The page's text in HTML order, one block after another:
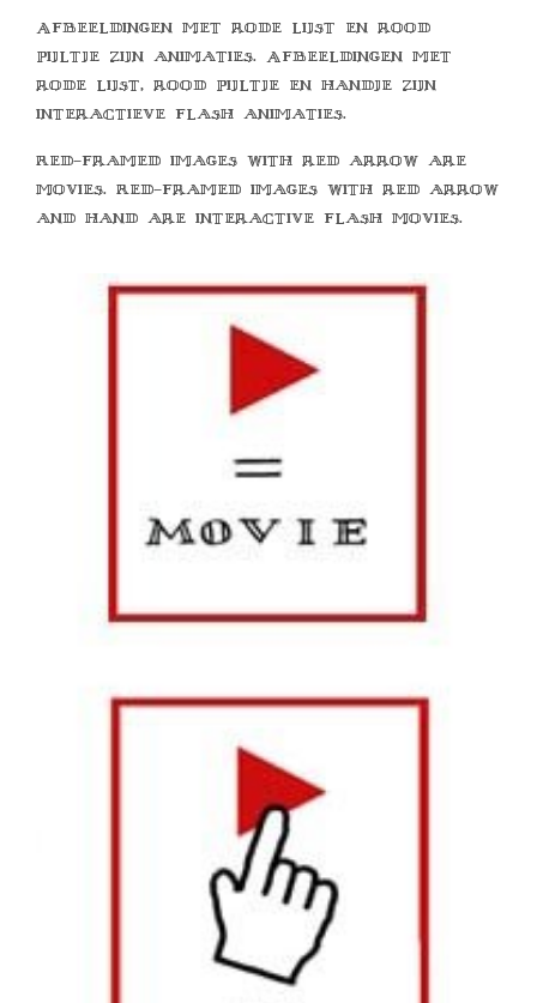
Afbeeldingen met rode lijst en rood
pijltje zijn animaties. Afbeeldingen met
rode lijst, rood pijltje en handje zijn
interactieve flash animaties.
Red-framed images with red arrow are
movies. Red-framed images with red arrow
and hand are interactive flash movies.